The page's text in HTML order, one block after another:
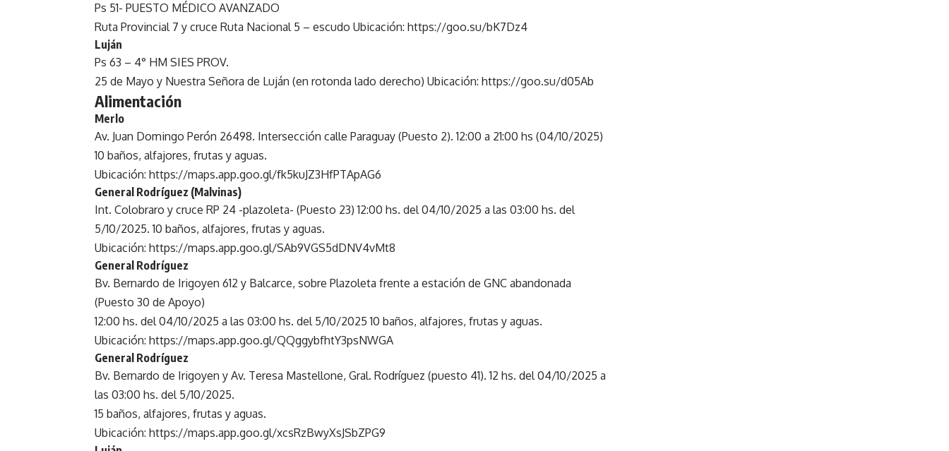
Ps 51- PUESTO MÉDICO AVANZADO
Ruta Provincial 7 y cruce Ruta Nacional 5 – escudo Ubicación: https://goo.su/bK7Dz4
Luján
Ps 63 – 4° HM SIES PROV.
25 de Mayo y Nuestra Señora de Luján (en rotonda lado derecho) Ubicación: https://goo.su/d05Ab
Alimentación
Merlo
Av. Juan Domingo Perón 26498. Intersección calle Paraguay (Puesto 2). 12:00 a 21:00 hs (04/10/2025)
10 baños, alfajores, frutas y aguas.
Ubicación: https://maps.app.goo.gl/fk5kuJZ3HfPTApAG6
General Rodríguez (Malvinas)
Int. Colobraro y cruce RP 24 -plazoleta- (Puesto 23) 12:00 hs. del 04/10/2025 a las 03:00 hs. del
5/10/2025. 10 baños, alfajores, frutas y aguas.
Ubicación: https://maps.app.goo.gl/SAb9VGS5dDNV4vMt8
General Rodríguez
Bv. Bernardo de Irigoyen 612 y Balcarce, sobre Plazoleta frente a estación de GNC abandonada
(Puesto 30 de Apoyo)
12:00 hs. del 04/10/2025 a las 03:00 hs. del 5/10/2025 10 baños, alfajores, frutas y aguas.
Ubicación: https://maps.app.goo.gl/QQggybfhtY3psNWGA
General Rodríguez
Bv. Bernardo de Irigoyen y Av. Teresa Mastellone, Gral. Rodríguez (puesto 41). 12 hs. del 04/10/2025 a
las 03:00 hs. del 5/10/2025.
15 baños, alfajores, frutas y aguas.
Ubicación: https://maps.app.goo.gl/xcsRzBwyXsJSbZPG9